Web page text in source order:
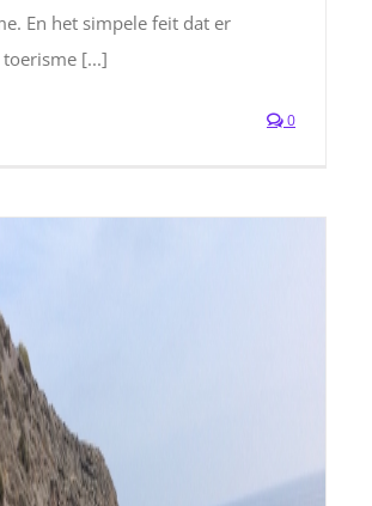
En het simpele feit dat er
[...]
0